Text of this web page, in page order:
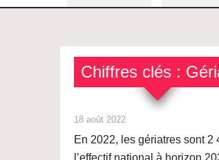
Chiffres clés :
18 août 2022
En 2022, les gériatres sont 2
l’effectif national à horizon